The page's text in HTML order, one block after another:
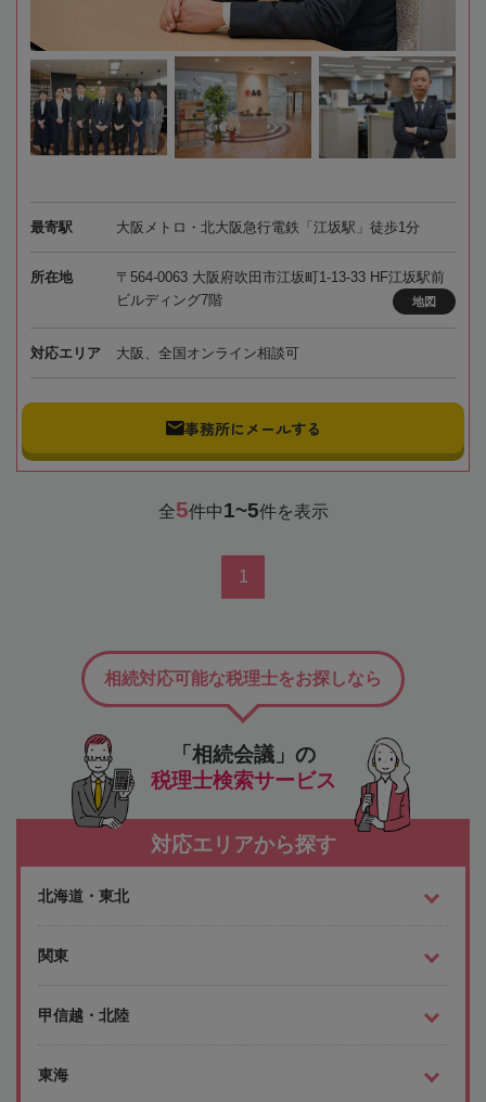
最寄駅 大阪メトロ・北大阪急行電鉄「江坂駅」徒歩1分
所在地
〒564-0063 大阪府吹田市江坂町1-13-33 HF江坂駅前
ビルディング7階
地図
対応エリア 大阪、全国オンライン相談可
事務所にメールする
全5件中1~5件を表示
1
「相続会議」の
税理士検索サービス
相続対応可能な税理士をお探しなら
対応エリアから探す
北海道・東北
関東
甲信越・北陸
東海